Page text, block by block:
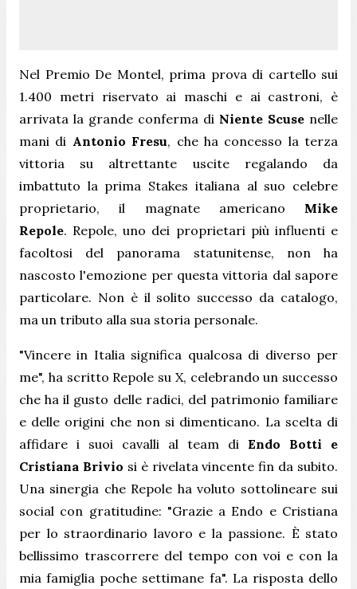
Nel Premio De Montel, prima prova di cartello sui
1.400 metri riservato ai maschi e ai castroni, è
arrivata la grande conferma di Niente Scuse nelle
mani di Antonio Fresu, che ha concesso la terza
vittoria su altrettante uscite regalando da
imbattuto la prima Stakes italiana al suo celebre
proprietario, il magnate americano Mike
Repole. Repole, uno dei proprietari più influenti e
facoltosi del panorama statunitense, non ha
nascosto l'emozione per questa vittoria dal sapore
particolare. Non è il solito successo da catalogo,
ma un tributo alla sua storia personale.
"Vincere in Italia significa qualcosa di diverso per
me", ha scritto Repole su X, celebrando un successo
che ha il gusto delle radici, del patrimonio familiare
e delle origini che non si dimenticano. La scelta di
affidare i suoi cavalli al team di Endo Botti e
Cristiana Brivio si è rivelata vincente fin da subito.
Una sinergia che Repole ha voluto sottolineare sui
social con gratitudine: "Grazie a Endo e Cristiana
per lo straordinario lavoro e la passione. È stato
bellissimo trascorrere del tempo con voi e con la
mia famiglia poche settimane fa". La risposta dello